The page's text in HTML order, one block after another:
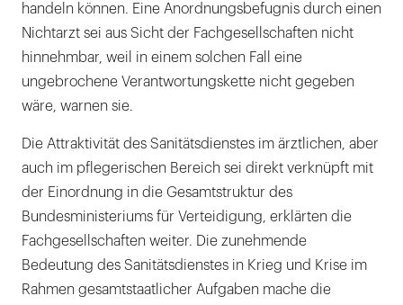
handeln können. Eine Anordnungsbefugnis durch einen
Nichtarzt sei aus Sicht der Fachgesellschaften nicht
hinnehmbar, weil in einem solchen Fall eine
ungebrochene Verantwortungskette nicht gegeben
wäre, warnen sie.
Die Attraktivität des Sanitätsdienstes im ärztlichen, aber
auch im pflegerischen Bereich sei direkt verknüpft mit
der Einordnung in die Gesamtstruktur des
Bundesministeriums für Verteidigung, erklärten die
Fachgesellschaften weiter. Die zunehmende
Bedeutung des Sanitätsdienstes in Krieg und Krise im
Rahmen gesamtstaatlicher Aufgaben mache die